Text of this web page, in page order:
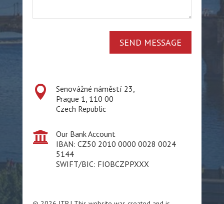
SEND MESSAGE

Senovážné náměstí 23,
Prague 1, 110 00
Czech Republic

Our Bank Account
IBAN: CZ50 2010 0000 0028 0024
5144
SWIFT/BIC: FIOBCZPPXXX